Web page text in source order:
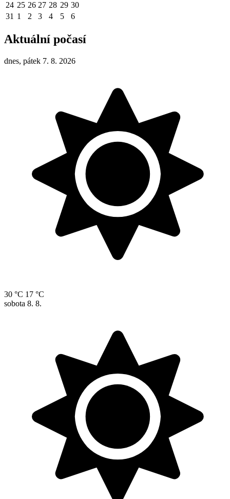
24 25 26 27 28 29 30
31 1 2 3 4 5 6
Aktuální počasí
dnes, pátek 7. 8. 2026
30 °C 17 °C
sobota 8. 8.